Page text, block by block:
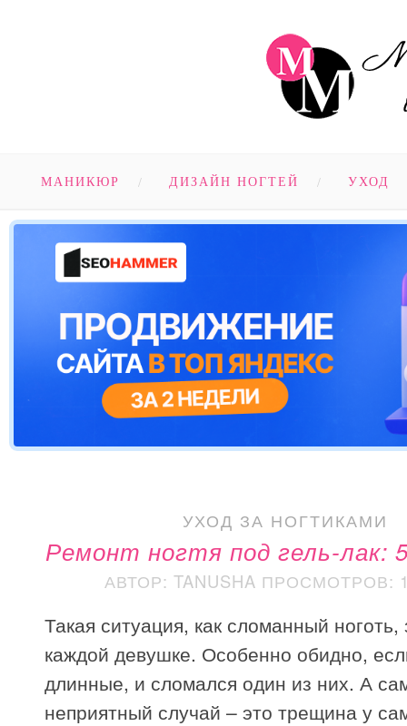
МАНИКЮР ДИЗАЙН НОГТЕЙ УХОД
УХОД ЗА НОГТИКАМИ
Ремонт ногтя под гель-лак:
АВТОР: TANUSHA ПРОСМОТРОВ:
Такая ситуация, как сломанный ноготь,
каждой девушке. Особенно обидно,
длинные, и сломался один из них. А
неприятный случай – это трещина у